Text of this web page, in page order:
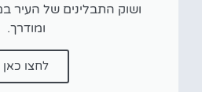
ושוק התבלינים של העיר
ומודרך.
לחצו כאן